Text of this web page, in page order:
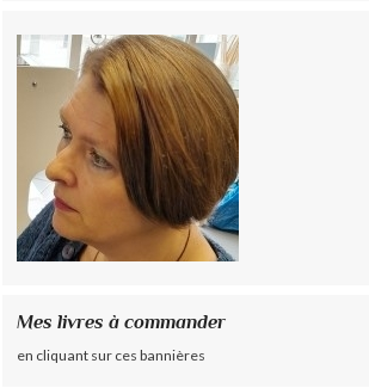
Mes livres à commander
en cliquant sur ces bannières